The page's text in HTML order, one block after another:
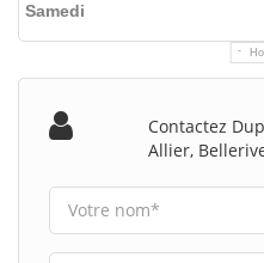
Samedi
Contactez
Allier,